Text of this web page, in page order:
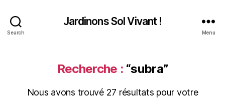
Search
Jardinons Sol Vivant !
Menu
Recherche : “subra”
Nous avons trouvé 27 résultats pour votre